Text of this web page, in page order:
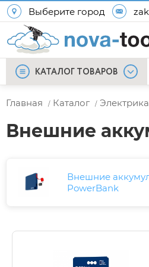
Выберите город
КАТАЛОГ ТОВАРОВ
Главная / Каталог /
Внешние
Внешние
PowerBank